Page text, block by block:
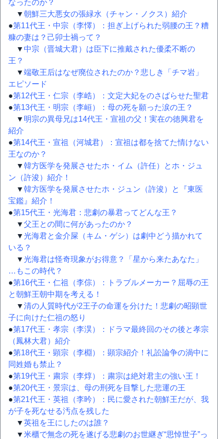
なったのか？
▼朝鮮三大悪女の張緑水（チャン・ノクス）紹介
●第11代王・中宗（李懌）：担ぎ上げられた弱腰の王？糟
糠の妻は？己卯士禍って？
▼ 中宗（晋城大君）は臣下に推戴された優柔不断の
王？
▼端敬王后はなぜ廃位されたのか？悲しき「チマ岩」
エピソード
●第12代王・仁宗（李峼）：文定大妃をのさばらせた聖君
●第13代王・明宗（李峘）：母の死を願った涙の王？
▼ 明宗の異母兄は14代王・宣祖の父！実在の徳興君を
紹介
●第14代王・宣祖（河城君）：宣祖は都を捨てた情けない
王なのか？
▼韓方医学を発展させたホ・イム（許任）とホ・ジュ
ン（許浚）紹介！
▼韓方医学を発展させたホ・ジュン（許浚）と『東医
宝鑑』紹介！
●第15代王・光海君：悲劇の暴君ってどんな王？
▼父王との間に何があったのか？
▼光海君と金介屎（キム・ゲシ）は劇中どう描かれて
いる？
▼光海君は怪奇現象がお得意？「星から来たあなた」
…もこの時代？
●第16代王・仁祖（李倧）：トラブルメーカー？屈辱の王
と朝鮮王朝中期を考える！
▼清の人質時代が2王子の命運を分けた！悲劇の昭顕世
子に向けた仁祖の怒り
●第17代王・孝宗（李淏）：ドラマ最終回のその後と孝宗
（鳳林大君）紹介
●第18代王・顕宗（李棩）：顕宗紹介！礼訟論争の渦中に
同姓婚も禁止？
●第19代王・粛宗（李焞）：粛宗は絶対君主の強い王！
●第20代王・景宗は、母の刑死を目撃した悲運の王
●第21代王・英祖（李昑）：民に愛された朝鮮王だが、我
が子を死なせる汚点を残した
▼英祖を王にしたのは誰？
▼米櫃で無念の死を遂げる悲劇のお世継ぎ“思悼世子”っ